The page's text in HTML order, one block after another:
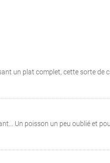
un plat complet, cette sorte de
Un poisson un peu oublié et